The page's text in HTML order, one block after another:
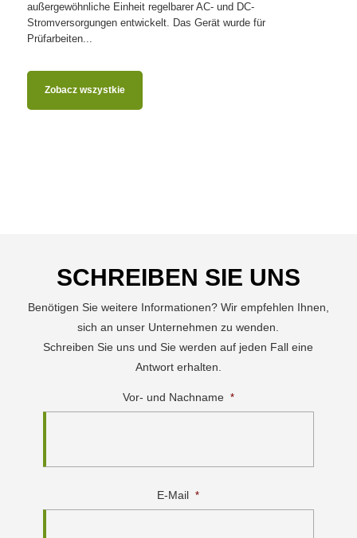
außergewöhnliche Einheit regelbarer AC- und DC-
Stromversorgungen entwickelt. Das Gerät wurde für
Prüfarbeiten...
Zobacz wszystkie
SCHREIBEN SIE UNS
Benötigen Sie weitere Informationen? Wir empfehlen Ihnen,
sich an unser Unternehmen zu wenden.
Schreiben Sie uns und Sie werden auf jeden Fall eine
Antwort erhalten.
Vor- und Nachname *
E-Mail *